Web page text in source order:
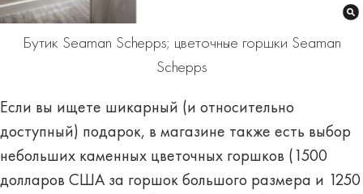
Бутик Seaman Schepps; цветочные горшки Seaman
Schepps
Если вы ищете шикарный (и относительно
доступный) подарок, в магазине также есть выбор
небольших каменных цветочных горшков (1500
долларов США за горшок большого размера и 1250